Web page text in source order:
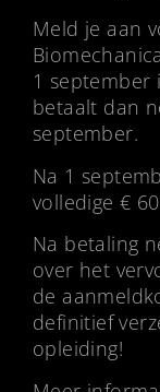
Meld je aan
1 september
betaalt dan
september.
Na 1
volledige €
Na betaling
over het
de
definitief
opleiding!